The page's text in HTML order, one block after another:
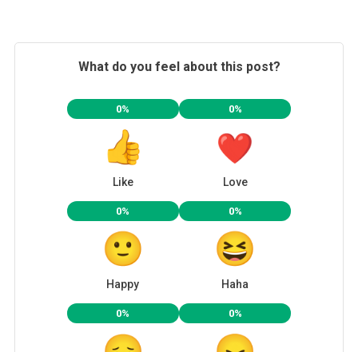
What do you feel about this post?
0%
Like
0%
Love
0%
Happy
0%
Haha
0% 0%